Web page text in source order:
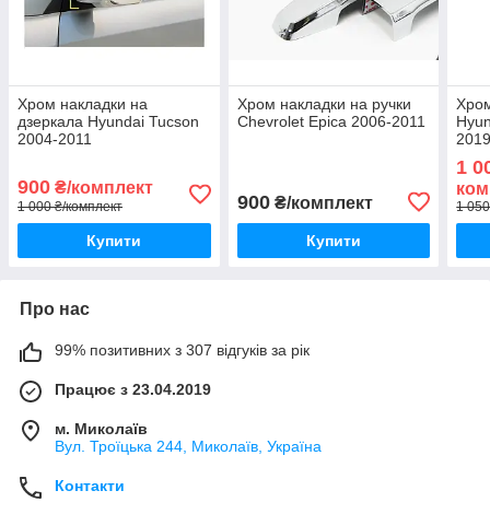
Хром накладки на
дзеркала Hyundai Tucson
2004-2011
900 ₴/комплект
1 000 ₴/комплект
Купити
Хром накладки на ручки
Chevrolet Epica 2006-2011
900₴/комплект
Купити
1
1
Про нас
99% позитивних з 307 відгуків за рік
Працює з 23.04.2019
м. Миколаїв
Вул. Троїцька 244, Миколаїв, Україна
Контакти